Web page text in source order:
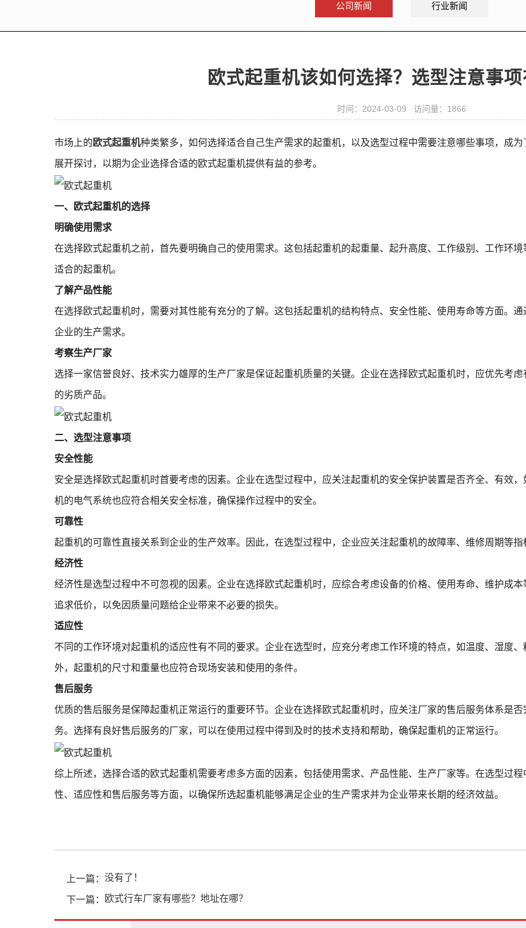
公司新闻 行业新闻
欧式起重机该如何选择？选型注意事项
时间：2024-03-09 访问量：1866
市场上的 欧式起重机种类繁多，如何选择适合自己生产需求的起重机，以及选型过程中需要注意哪些事项，成
展开探讨，以期为企业选择合适的欧式起重机提供有益的参考。
一、欧式起重机的选择
明确使用需求
在选择欧式起重机之前，首先要明确自己的使用需求。这包括起重机的起重量、起升高度、工作级别、工作环
适合的起重机。
了解产品性能
在选择欧式起重机时，需要对其性能有充分的了解。这包括起重机的结构特点、安全性能、使用寿命等方面。
企业的生产需求。
考察生产厂家
选择一家信誉良好、技术实力雄厚的生产厂家是保证起重机质量的关键。企业在选择欧式起重机时，应优先考
的劣质产品。
二、选型注意事项
安全性能
安全是选择欧式起重机时首要考虑的因素。企业在选型过程中，应关注起重机的安全保护装置是否齐全、有效
机的电气系统也应符合相关安全标准，确保操作过程中的安全。
可靠性
起重机的可靠性直接关系到企业的生产效率。因此，在选型过程中，企业应关注起重机的故障率、维修周期等指
经济性
经济性是选型过程中不可忽视的因素。企业在选择欧式起重机时，应综合考虑设备的价格、使用寿命、维护成
追求低价，以免因质量问题给企业带来不必要的损失。
适应性
不同的工作环境对起重机的适应性有不同的要求。企业在选型时，应充分考虑工作环境的特点，如温度、湿度
外，起重机的尺寸和重量也应符合现场安装和使用的条件。
售后服务
优质的售后服务是保障起重机正常运行的重要环节。企业在选择欧式起重机时，应关注厂家的售后服务体系是
务。选择有良好售后服务的厂家，可以在使用过程中得到及时的技术支持和帮助，确保起重机的正常运行。
综上所述，选择合适的欧式起重机需要考虑多方面的因素，包括使用需求、产品性能、生产厂家等。在选型过
性、适应性和售后服务等方面，以确保所选起重机能够满足企业的生产需求并为企业带来长期的经济效益。
上一篇：没有了！
下一篇： 欧式行车厂家有哪些？地址在哪？